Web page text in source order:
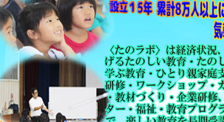
う,いっきゅうハカセ,アドラー 心理学,面白い,沖縄 学
グ,教員採用試験,名人,採用試験,合格,セミナー,研修,板
向上,沖縄の教育,たのしい学力,補習,読み語り,読み聞か
さでクリエイトするプロフェッショなる集団,学ぶこと
立四年で17000人以上に授業を実施,99％の高い評価,
由研究.しまくとぅば,島言葉,